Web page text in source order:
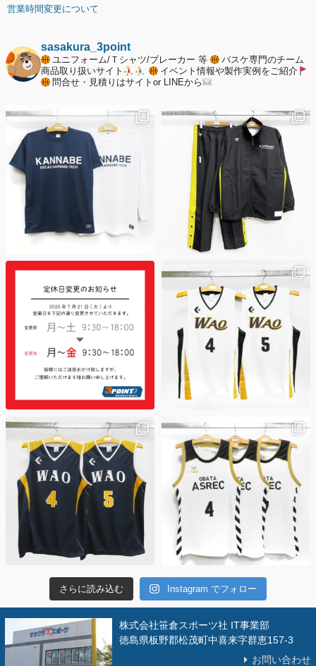
営業時間変更について
納期遅延について
2025年12月11日
年末年始の休業期間について
sasakura_3point
ユニフォーム/Ｔシャツ/ブレーカー 等
バスケ専門のチーム
商品取り扱いサイト
イベント情報や製作実例をご紹介
問合せ・見積りはサイトor LINEから
さらに読み込む Instagram でフォロー
株式会社笹倉スポーツ社 IT事業部
徳島県板野郡松茂町中喜来字群恵157-3
お問い合わせ